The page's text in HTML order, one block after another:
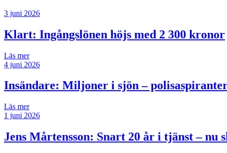
3 juni 2026
Klart: Ingångslönen höjs med 2 300 kronor
Läs mer
4 juni 2026
Insändare: Miljoner i sjön –
Läs mer
1 juni 2026
Jens Mårtensson: Snart 20 år i tjänst – nu